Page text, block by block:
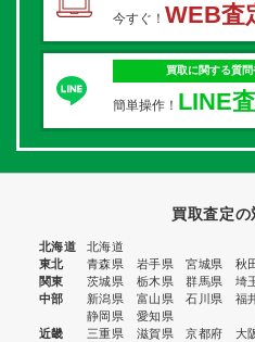
今すぐ！ WEB査
買取に関する質
簡単操作！ LINE
買取査定の
北海道
北海道
東北
青森県 岩手県 宮城県 秋
関東
茨城県 栃木県 群馬県 埼
中部
新潟県 富山県 石川県 福
静岡県
愛知県
近畿
三重県 滋賀県 京都府 大